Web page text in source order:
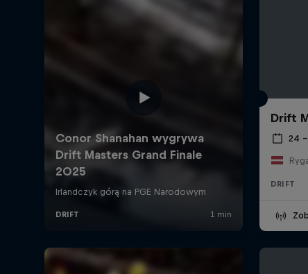
Drift
24
DRIFT